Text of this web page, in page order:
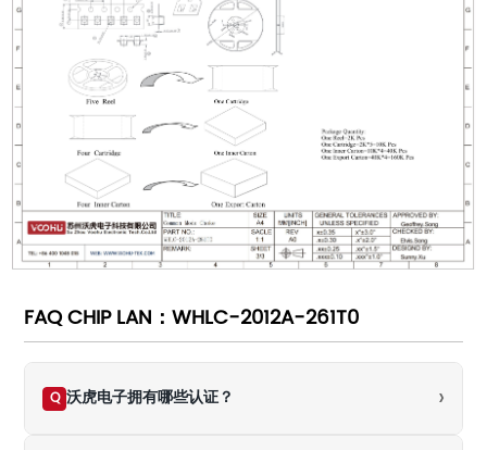
FAQ CHIP LAN：WHLC-2012A-261T0
Q 沃虎电子拥有哪些认证？ ›